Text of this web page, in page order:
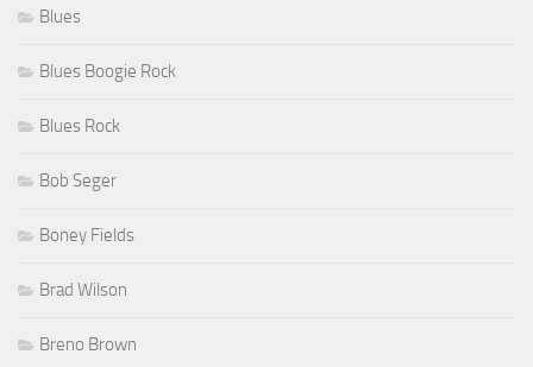
Blues
Blues Boogie Rock
Blues Rock
Bob Seger
Boney Fields
Brad Wilson
Breno Brown